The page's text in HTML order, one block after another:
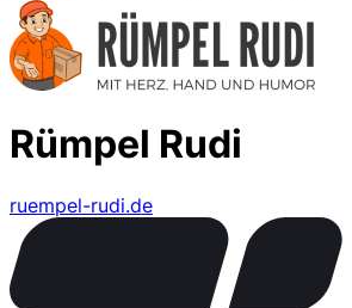
Rümpel Rudi
ruempel-rudi.de